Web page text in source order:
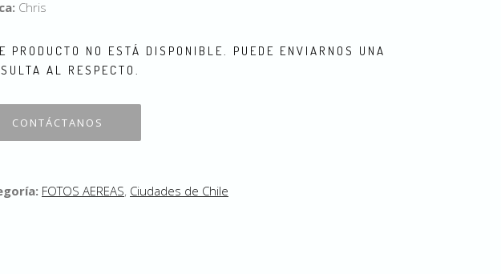
Chris
PRODUCTO NO ESTÁ DISPONIBLE. PUEDE ENVIARNOS UNA
AL RESPECTO.
CONTÁCTANOS
FOTOS AEREAS, Ciudades de Chile